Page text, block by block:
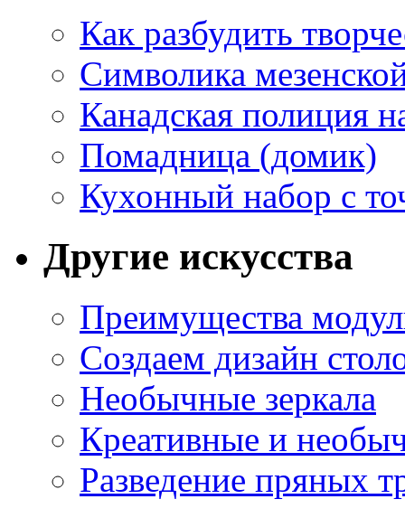
Как разбудить
Символика
Канадская полиция
Помадница (домик)
Кухонный набор с
Другие искусства
Преимущества
Создаем дизайн
Необычные зеркала
Креативные и
Разведение пряных